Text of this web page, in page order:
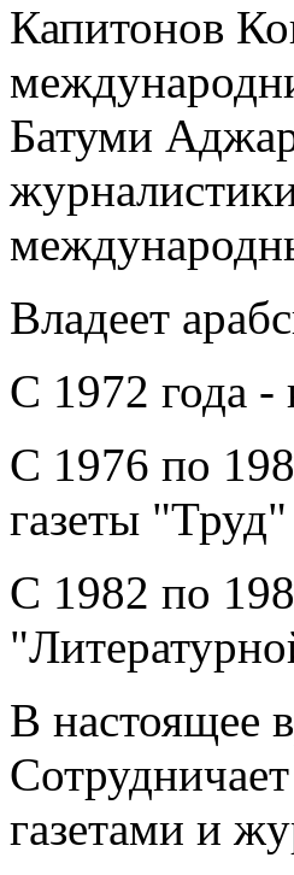
Капитонов
Батуми
Владеет
С 1972 года -
С 1976 по
газеты
С 1982 по
В настоящее
газетами и